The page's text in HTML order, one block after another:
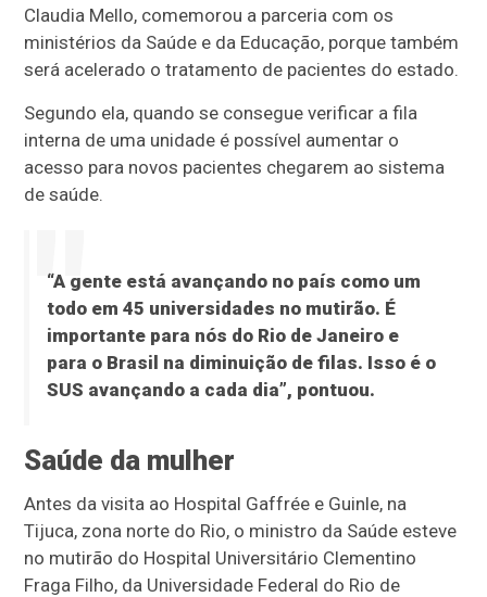
Claudia Mello, comemorou a parceria com os
ministérios da Saúde e da Educação, porque também
será acelerado o tratamento de pacientes do estado.
Segundo ela, quando se consegue verificar a fila
interna de uma unidade é possível aumentar o
acesso para novos pacientes chegarem ao sistema
de saúde.
“A gente está avançando no país como um
todo em 45 universidades no mutirão. É
importante para nós do Rio de Janeiro e
para o Brasil na diminuição de filas. Isso é o
SUS avançando a cada dia”, pontuou.
Saúde da mulher
Antes da visita ao Hospital Gaffrée e Guinle, na
Tijuca, zona norte do Rio, o ministro da Saúde esteve
no mutirão do Hospital Universitário Clementino
Fraga Filho, da Universidade Federal do Rio de